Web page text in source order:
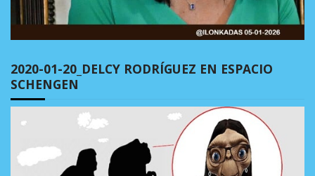
2020-01-20_DELCY RODRÍGUEZ EN ESPACIO
SCHENGEN